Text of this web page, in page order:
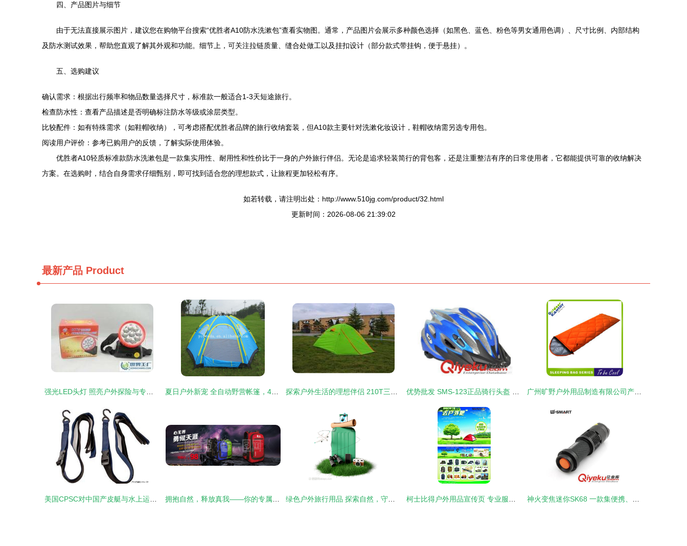
四、产品图片与细节
由于无法直接展示图片，建议您在购物平台搜索“优胜者A10防水洗漱包”查看实物图。通常，产品图片会展示多种颜色选择（如黑色、蓝色、粉色等男女通用色调）、尺寸比例、内部结构
及防水测试效果，帮助您直观了解其外观和功能。细节上，可关注拉链质量、缝合处做工以及挂扣设计（部分款式带挂钩，便于悬挂）。
五、选购建议
确认需求：根据出行频率和物品数量选择尺寸，标准款一般适合1-3天短途旅行。
检查防水性：查看产品描述是否明确标注防水等级或涂层类型。
比较配件：如有特殊需求（如鞋帽收纳），可考虑搭配优胜者品牌的旅行收纳套装，但A10款主要针对洗漱化妆设计，鞋帽收纳需另选专用包。
阅读用户评价：参考已购用户的反馈，了解实际使用体验。
优胜者A10轻质标准款防水洗漱包是一款集实用性、耐用性和性价比于一身的户外旅行伴侣。无论是追求轻装简行的背包客，还是注重整洁有序的日常使用者，它都能提供可靠的收纳解决
方案。在选购时，结合自身需求仔细甄别，即可找到适合您的理想款式，让旅程更加轻松有序。
如若转载，请注明出处：http://www.510jg.com/product/32.html
更新时间：2026-08-06 21:39:02
最新产品 Product